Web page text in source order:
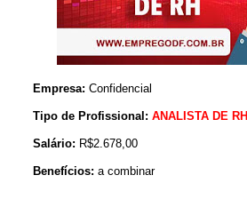
Empresa: Confidencial
Tipo de Profissional: ANALISTA DE RH
Salário: R$2.678,00
Benefícios: a combinar